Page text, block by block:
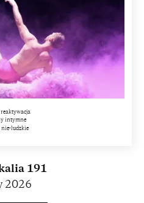
intymne
nie-ludzkie
191
2026